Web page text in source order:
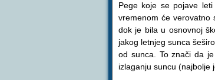
Pege koje se pojave
vremenom će verovatno
dok je bila u osnovnoj
jakog letnjeg sunca
od sunca. To znači da
izlaganju suncu (najbolje